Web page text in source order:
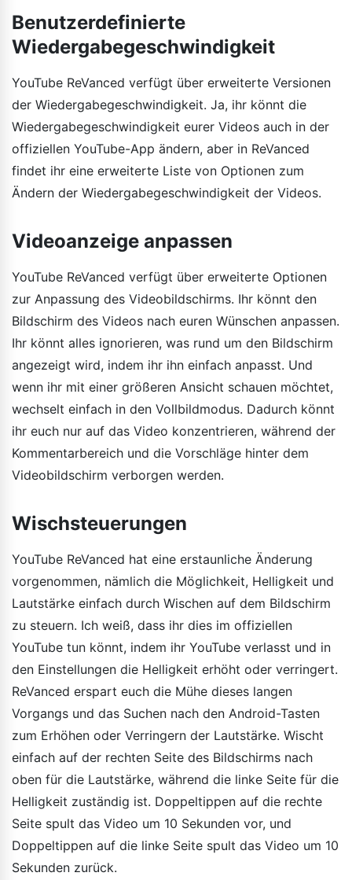
Benutzerdefinierte
Wiedergabegeschwindigkeit
YouTube ReVanced verfügt über erweiterte Versionen
der Wiedergabegeschwindigkeit. Ja, ihr könnt die
Wiedergabegeschwindigkeit eurer Videos auch in der
offiziellen YouTube-App ändern, aber in ReVanced
findet ihr eine erweiterte Liste von Optionen zum
Ändern der Wiedergabegeschwindigkeit der Videos.
Videoanzeige anpassen
YouTube ReVanced verfügt über erweiterte Optionen
zur Anpassung des Videobildschirms. Ihr könnt den
Bildschirm des Videos nach euren Wünschen anpassen.
Ihr könnt alles ignorieren, was rund um den Bildschirm
angezeigt wird, indem ihr ihn einfach anpasst. Und
wenn ihr mit einer größeren Ansicht schauen möchtet,
wechselt einfach in den Vollbildmodus. Dadurch könnt
ihr euch nur auf das Video konzentrieren, während der
Kommentarbereich und die Vorschläge hinter dem
Videobildschirm verborgen werden.
Wischsteuerungen
YouTube ReVanced hat eine erstaunliche Änderung
vorgenommen, nämlich die Möglichkeit, Helligkeit und
Lautstärke einfach durch Wischen auf dem Bildschirm
zu steuern. Ich weiß, dass ihr dies im offiziellen
YouTube tun könnt, indem ihr YouTube verlasst und in
den Einstellungen die Helligkeit erhöht oder verringert.
ReVanced erspart euch die Mühe dieses langen
Vorgangs und das Suchen nach den Android-Tasten
zum Erhöhen oder Verringern der Lautstärke. Wischt
einfach auf der rechten Seite des Bildschirms nach
oben für die Lautstärke, während die linke Seite für die
Helligkeit zuständig ist. Doppeltippen auf die rechte
Seite spult das Video um 10 Sekunden vor, und
Doppeltippen auf die linke Seite spult das Video um 10
Sekunden zurück.